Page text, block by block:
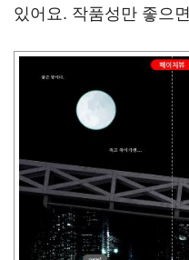
있어요. 작품성만 좋으